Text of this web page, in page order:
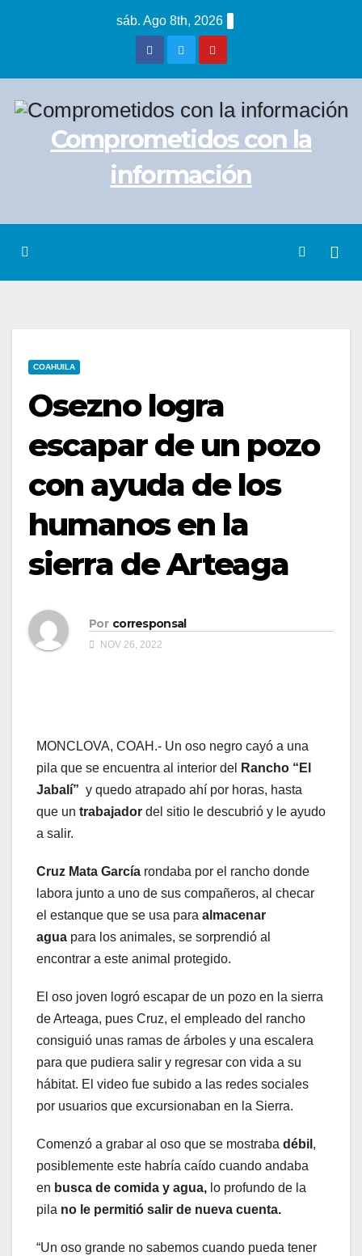
sáb. Ago 8th, 2026
Comprometidos con la
información
COAHUILA
Osezno logra
escapar de un pozo
con ayuda de los
humanos en la
sierra de Arteaga
Por corresponsal
NOV 26, 2022
MONCLOVA, COAH.- Un oso negro cayó a una
pila que se encuentra al interior del
Rancho “El
Jabalí” y quedo atrapado ahí por horas, hasta
que un trabajador del sitio le descubrió y le ayudo
a salir.
Cruz Mata García rondaba por el rancho donde
labora junto a uno de sus compañeros, al checar
el estanque que se usa para almacenar
agua para los animales, se sorprendió al
encontrar a este animal protegido.
El oso joven logró escapar de un pozo en la sierra
de Arteaga, pues Cruz, el empleado del rancho
consiguió unas ramas de árboles y una escalera
para que pudiera salir y regresar con vida a su
hábitat. El video fue subido a las redes sociales
por usuarios que excursionaban en la Sierra.
Comenzó a grabar al oso que se mostraba débil ,
posiblemente este habría caído cuando andaba
en busca de comida y agua, lo profundo de la
pila no le permitió salir de nueva cuenta.
“Un oso grande no sabemos cuando pueda tener